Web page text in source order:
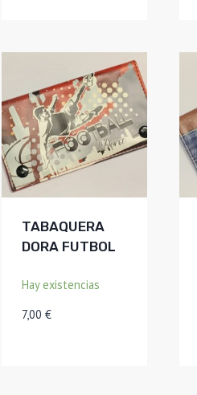
TABAQUERA
DORA FUTBOL
Hay existencias
7,00 €